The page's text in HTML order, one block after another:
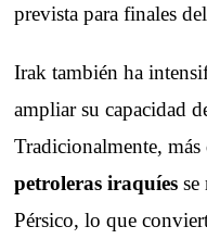
prevista para finales
Irak también ha
ampliar su capacidad
Tradicionalmente,
petroleras iraquíes se
Pérsico, lo que